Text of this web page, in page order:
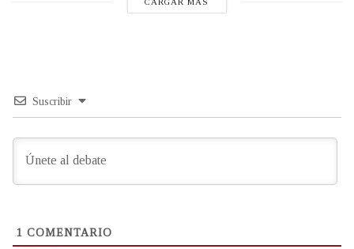
Suscribir
1 COMENTARIO